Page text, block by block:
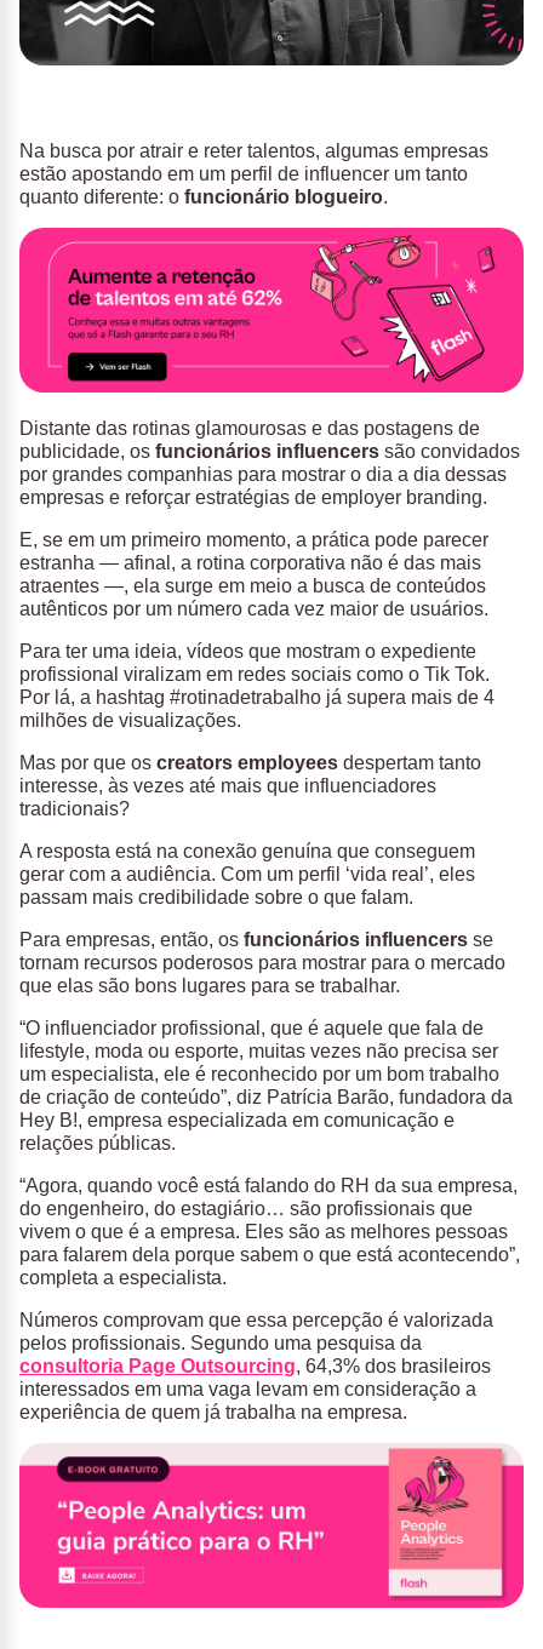
Na busca por atrair e reter talentos, algumas empresas
estão apostando em um perfil de influencer um tanto
quanto diferente: o funcionário blogueiro.
Distante das rotinas glamourosas e das postagens de
publicidade, os funcionários influencers são convidados
por grandes companhias para mostrar o dia a dia dessas
empresas e reforçar estratégias de employer branding.
E, se em um primeiro momento, a prática pode parecer
estranha — afinal, a rotina corporativa não é das mais
atraentes —, ela surge em meio a busca de conteúdos
autênticos por um número cada vez maior de usuários.
Para ter uma ideia, vídeos que mostram o expediente
profissional viralizam em redes sociais como o Tik Tok.
Por lá, a hashtag #rotinadetrabalho já supera mais de 4
milhões de visualizações.
Mas por que os creators employees despertam tanto
interesse, às vezes até mais que influenciadores
tradicionais?
A resposta está na conexão genuína que conseguem
gerar com a audiência. Com um perfil ‘vida real’, eles
passam mais credibilidade sobre o que falam.
Para empresas, então, os funcionários influencers se
tornam recursos poderosos para mostrar para o mercado
que elas são bons lugares para se trabalhar.
“O influenciador profissional, que é aquele que fala de
lifestyle, moda ou esporte, muitas vezes não precisa ser
um especialista, ele é reconhecido por um bom trabalho
de criação de conteúdo”, diz Patrícia Barão, fundadora da
Hey B!, empresa especializada em comunicação e
relações públicas.
“Agora, quando você está falando do RH da sua empresa,
do engenheiro, do estagiário… são profissionais que
vivem o que é a empresa. Eles são as melhores pessoas
para falarem dela porque sabem o que está acontecendo”,
completa a especialista.
Números comprovam que essa percepção é valorizada
pelos profissionais. Segundo uma pesquisa da
consultoria Page Outsourcing, 64,3% dos brasileiros
interessados em uma vaga levam em consideração a
experiência de quem já trabalha na empresa.